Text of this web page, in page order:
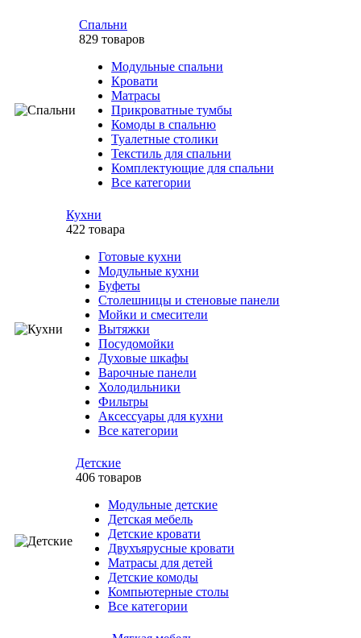
Спальни
829 товаров
Модульные спальни
Кровати
Матрасы
Прикроватные тумбы
Комоды в спальню
Туалетные столики
Текстиль для спальни
Комплектующие для спальни
Все категории
Кухни
422 товара
Готовые кухни
Модульные кухни
Буфеты
Столешницы и стеновые панели
Мойки и смесители
Вытяжки
Посудомойки
Духовые шкафы
Варочные панели
Холодильники
Фильтры
Аксессуары для кухни
Все категории
Детские
406 товаров
Модульные детские
Детская мебель
Детские кровати
Двухъярусные кровати
Матрасы для детей
Детские комоды
Компьютерные столы
Все категории